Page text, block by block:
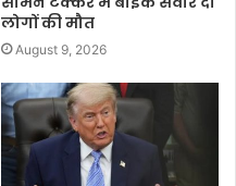
लोगों की मौत
August 9, 2026